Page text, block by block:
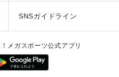
SNSガイドライン
メガスポーツ公式アプリ